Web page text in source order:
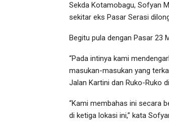
Sekda Kotamobagu, Sofyan
sekitar eks Pasar Serasi
Begitu pula dengan Pasar 23
“Pada intinya kami
masukan-masukan yang
Jalan Kartini dan Ruko-Ruko
“Kami membahas ini secara
di ketiga lokasi ini,” kata